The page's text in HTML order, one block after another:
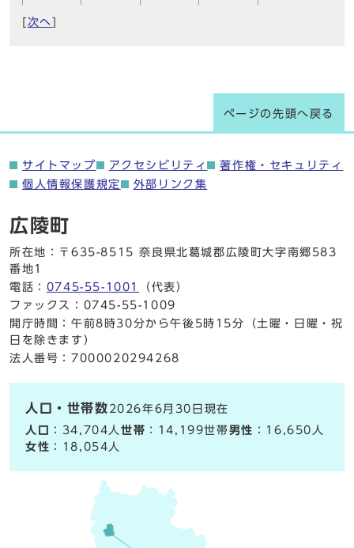
次へ
ページの先頭へ戻る
サイトマップ アクセシビリティ
著作権・セキュリティ
個人情報保護規定
外部リンク集
広陵町
所在地：〒635-8515 奈良県北葛城郡広陵町大字南郷583
番地1
電話： 0745-55-1001
（代表）
ファックス：0745-55-1009
開庁時間：午前8時30分から午後5時15分（土曜・日曜・祝
日を除きます）
法人番号：7000020294268
人口・世帯数 2026年6月30日現在
人口
：34,704人世帯 ：14,199世帯男性 ：16,650人
女性 ：18,054人